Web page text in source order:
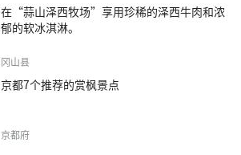
在“蒜山泽西牧场”享用珍稀的泽西牛肉和浓
郁的软冰淇淋。
冈山县
京都7个推荐的赏枫景点
京都府